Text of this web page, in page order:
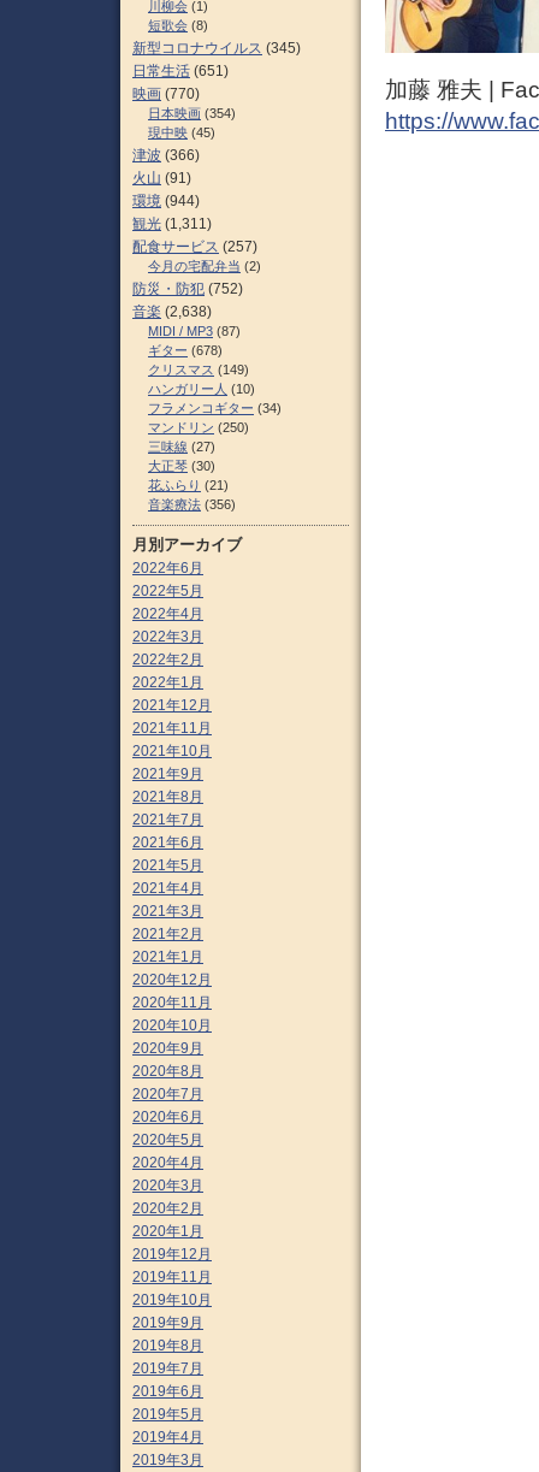
加藤 雅夫 |
https://
川柳会 (1)
短歌会 (8)
新型コロナウイルス (345)
日常生活 (651)
映画 (770)
日本映画 (354)
現中映 (45)
津波 (366)
火山 (91)
環境 (944)
観光 (1,311)
配食サービス (257)
今月の宅配弁当 (2)
防災・防犯 (752)
音楽 (2,638)
MIDI / MP3 (87)
ギター (678)
クリスマス (149)
ハンガリー人 (10)
フラメンコギター (34)
マンドリン (250)
三味線 (27)
大正琴 (30)
花ふらり (21)
音楽療法 (356)
月別アーカイブ
2022年6月
2022年5月
2022年4月
2022年3月
2022年2月
2022年1月
2021年12月
2021年11月
2021年10月
2021年9月
2021年8月
2021年7月
2021年6月
2021年5月
2021年4月
2021年3月
2021年2月
2021年1月
2020年12月
2020年11月
2020年10月
2020年9月
2020年8月
2020年7月
2020年6月
2020年5月
2020年4月
2020年3月
2020年2月
2020年1月
2019年12月
2019年11月
2019年10月
2019年9月
2019年8月
2019年7月
2019年6月
2019年5月
2019年4月
2019年3月